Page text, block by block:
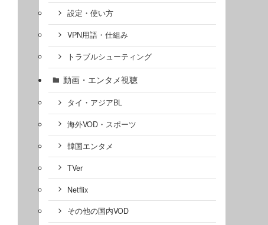
設定・使い方
VPN用語・仕組み
トラブルシューティング
動画・エンタメ視聴
タイ・アジアBL
海外VOD・スポーツ
韓国エンタメ
TVer
Netflix
その他の国内VOD